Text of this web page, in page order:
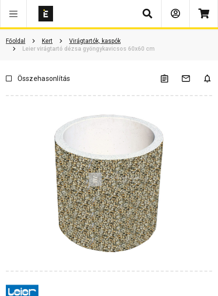
Keresés
Főoldal Kert
Virágtartók, kaspók
Leier virágtartó dézsa gyöngykavicsos 60x60 cm
Vásárlói vélemények Kérdések és válaszok Kapcsolódó cikkek
Összehasonlítás